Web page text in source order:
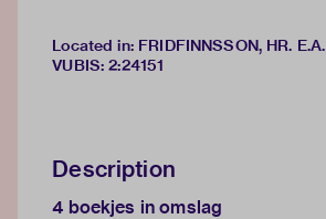
Located in: FRIDFINNSSON, HR. E.A.
VUBIS: 2:24151
Description
4 boekjes in omslag